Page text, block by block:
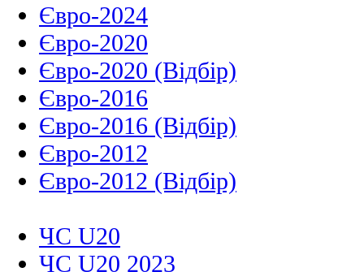
Євро-2024
Євро-2020
Євро-2020 (Відбір)
Євро-2016
Євро-2016 (Відбір)
Євро-2012
Євро-2012 (Відбір)
ЧС U20
ЧС U20 2023